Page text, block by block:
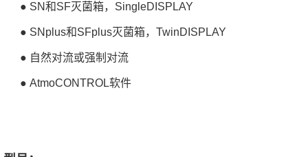
● SN和SF灭菌箱，SingleDISPLAY
● SNplus和SFplus灭菌箱，TwinDISPLAY
● 自然对流或强制对流
● AtmoCONTROL软件